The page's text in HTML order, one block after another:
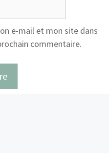
e-mail et mon site dans
commentaire.